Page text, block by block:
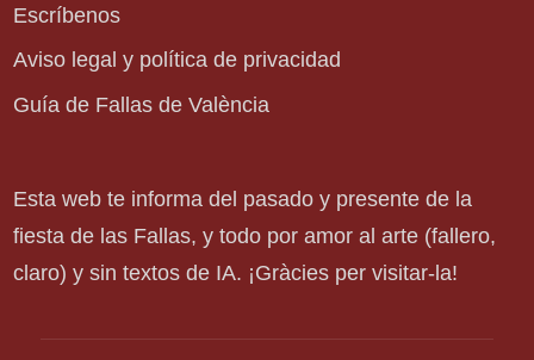
Escríbenos
Aviso legal y política de privacidad
Guía de Fallas de València
Esta web te informa del pasado y presente de la
fiesta de las Fallas, y todo por amor al arte (fallero,
claro) y sin textos de IA. ¡Gràcies per visitar-la!